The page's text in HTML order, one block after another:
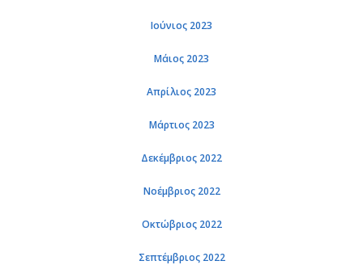
Ιούνιος 2023
Μάιος 2023
Απρίλιος 2023
Μάρτιος 2023
Δεκέμβριος 2022
Νοέμβριος 2022
Οκτώβριος 2022
Σεπτέμβριος 2022